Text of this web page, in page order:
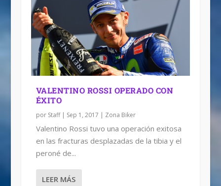
VALENTINO ROSSI OPERADO CON
ÉXITO
por Staff| Sep 1, 2017 | Zona Biker
Valentino Rossi tuvo una operación exitosa
en las fracturas desplazadas de la tibia y el
peroné de...
LEER MÁS